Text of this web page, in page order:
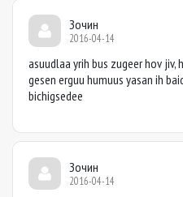
Зочин
2016-04-14
asuudlaa yrih bus zugeer hov
gesen erguu humuus yasan ih
bichigsedee
Зочин
2016-04-14